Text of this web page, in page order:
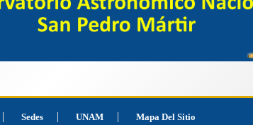
Sedes UNAM Mapa Del Sitio